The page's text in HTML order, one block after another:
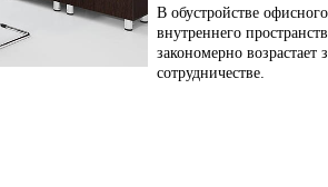
В обустройстве
внутреннего
закономерно
сотрудничестве.